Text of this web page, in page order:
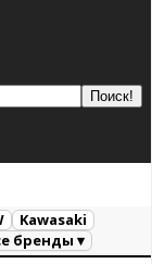
Kawasaki
бренды ▾